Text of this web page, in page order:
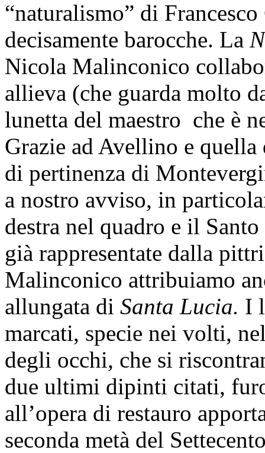
“naturalismo” di
decisamente barocche. La
Nicola Malinconico
allieva (che guarda molto
lunetta del maestro che è
Grazie ad Avellino e
di pertinenza di
a nostro avviso, in
destra nel quadro e il
già rappresentate dalla
Malinconico attribuiamo
allungata di Santa Lucia. I
marcati, specie nei volti,
degli occhi, che si
due ultimi dipinti citati,
all’opera di restauro
seconda metà del